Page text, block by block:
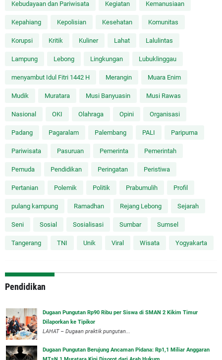
Kebudayaan dan Pariwisata Kegiatan Kemanusiaan
Kepahiang Kepolisian Kesehatan Komunitas
Korupsi Kritik Kuliner Lahat Lalulintas
Lampung Lebong Lingkungan Lubuklinggau
menyambut Idul Fitri 1442 H Merangin Muara Enim
Mudik Muratara Musi Banyuasin Musi Rawas
Nasional OKI Olahraga Opini Organisasi
Padang Pagaralam Palembang PALI Paripurna
Pariwisata Pasuruan Pemerinta Pemerintah
Pemuda Pendidikan Peringatan Peristiwa
Pertanian Polemik Politik Prabumulih Profil
pulang kampung Ramadhan Rejang Lebong Sejarah
Seni Sosial Sosialisasi Sumbar Sumsel
Tangerang TNI Unik Viral Wisata Yogyakarta
Pendidikan
Dugaan Pungutan Rp90 Ribu per Siswa di SMAN 2 Kikim Timur
Dilaporkan ke Tipikor
LAHAT – Dugaan praktik pungutan...
Dugaan Pungutan Berujung Ancaman Pidana: Rp1,1 Miliar Anggaran